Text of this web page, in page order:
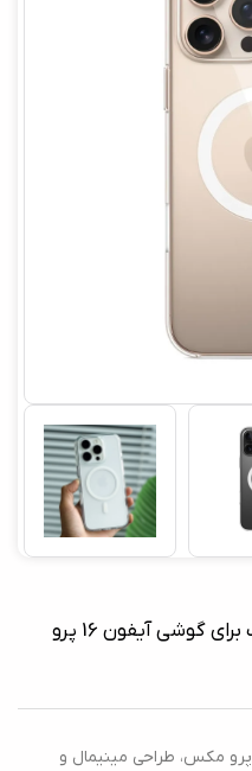
گارد مدل مگ‌سیف شفاف مناسب برای گوشی آیفون 16 پرو
کاور شفاف مگ‌سیف مناسب آیفون ۱۶ پرو مکس، طراحی مینیمال و